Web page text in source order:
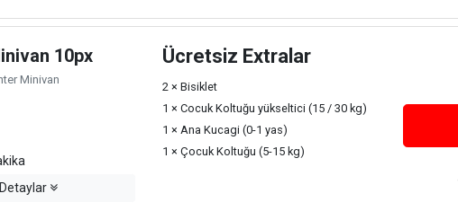
10px
Minivan
Detaylar
Ücretsiz Extralar
2 × Bisiklet
1 × Cocuk Koltuğu yükseltici (15 / 30 kg)
1 × Ana Kucagi (0-1 yas)
1 × Çocuk Koltuğu (5-15 kg)